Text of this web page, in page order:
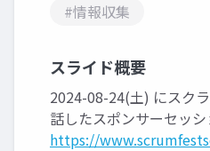
#情報収集
スライド概要
2024-08-24(土) にスク
話したスポンサーセッシ
https://